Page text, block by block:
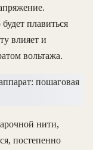
плавиться
влияет и
вольтажа.
нити,
постепенно